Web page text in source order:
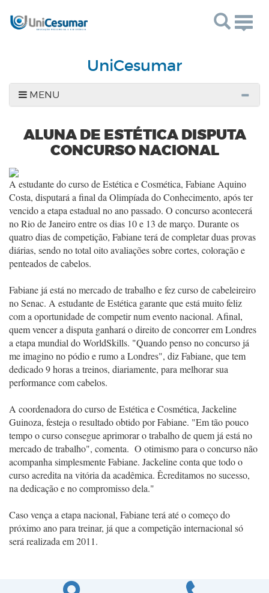
UniCesumar
MENU
ALUNA DE ESTÉTICA DISPUTA
CONCURSO NACIONAL
A estudante do curso de Estética e Cosmética, Fabiane Aquino
Costa, disputará a final da Olimpíada do Conhecimento, após ter
vencido a etapa estadual no ano passado. O concurso acontecerá
no Rio de Janeiro entre os dias 10 e 13 de março. Durante os
quatro dias de competição, Fabiane terá de completar duas provas
diárias, sendo no total oito avaliações sobre cortes, coloração e
penteados de cabelos.
Fabiane já está no mercado de trabalho e fez curso de cabeleireiro
no Senac. A estudante de Estética garante que está muito feliz
com a oportunidade de competir num evento nacional. Afinal,
quem vencer a disputa ganhará o direito de concorrer em Londres
a etapa mundial do WorldSkills. "Quando penso no concurso já
me imagino no pódio e rumo a Londres", diz Fabiane, que tem
dedicado 9 horas a treinos, diariamente, para melhorar sua
performance com cabelos.
A coordenadora do curso de Estética e Cosmética, Jackeline
Guinoza, festeja o resultado obtido por Fabiane. "Em tão pouco
tempo o curso consegue aprimorar o trabalho de quem já está no
mercado de trabalho", comenta. O otimismo para o concurso não
acompanha simplesmente Fabiane. Jackeline conta que todo o
curso acredita na vitória da acadêmica. Êcreditamos no sucesso,
na dedicação e no compromisso dela."
Caso vença a etapa nacional, Fabiane terá até o começo do
próximo ano para treinar, já que a competição internacional só
será realizada em 2011.